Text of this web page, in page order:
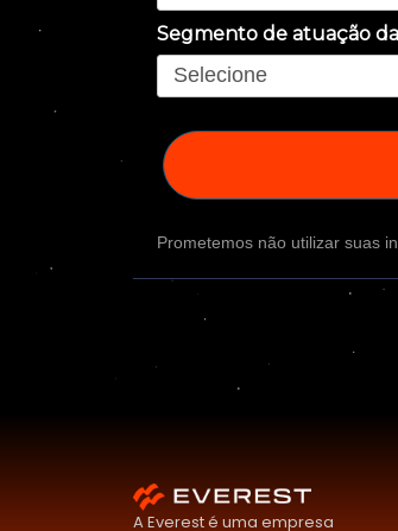
Segmento de atuação
Prometemos não utilizar suas
A Everest é uma empresa